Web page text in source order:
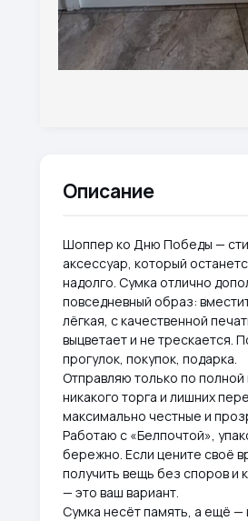
Описание
Шоппер ко Дню Победы —
аксессуар, который
надолго. Сумка отлично
повседневный образ:
лёгкая, с качественной
выцветает и не трескается.
прогулок, покупок, подарка.
Отправляю только по
никакого торга и лишних
максимально честные и
Работаю с «Белпочтой»,
бережно. Если цените своё
получить вещь без споров и
— это ваш вариант.
Сумка несёт память, а ещё —